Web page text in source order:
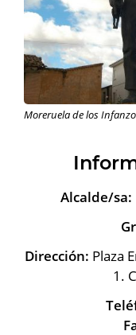
Moreruela de los
Alcalde/sa:
Dirección: Plaza
1.